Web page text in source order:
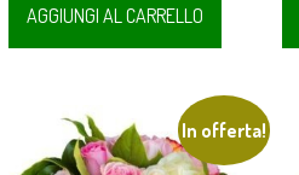
AGGIUNGI AL CARRELLO
In offerta!